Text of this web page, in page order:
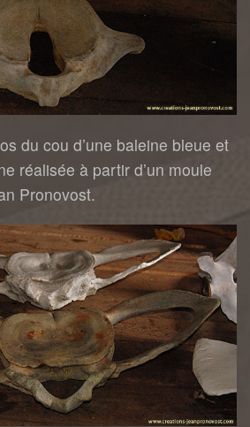
du cou d’une baleine bleue et
réalisée à partir d’un moule
Pronovost.